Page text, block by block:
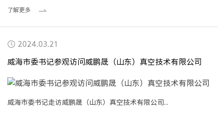
了解更多
2024.03.21
威海市委书记参观访问威鹏晟（山东）真空技术有限公司
威海市委书记走访威鹏晟（山东）真空技术有限公司...